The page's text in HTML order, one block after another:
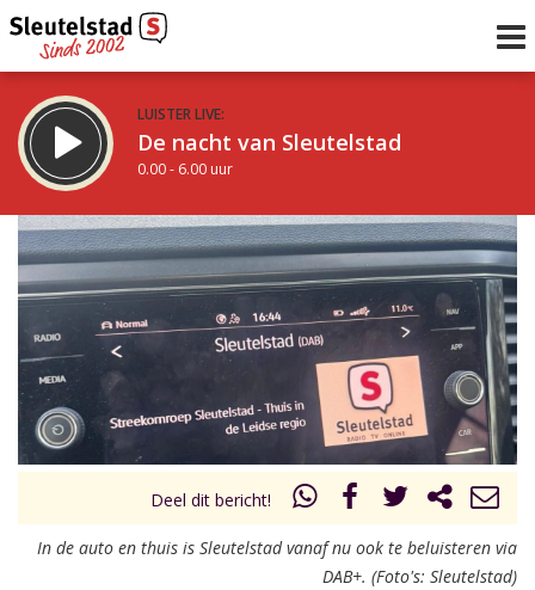
LUISTER LIVE:
De nacht van Sleutelstad
0.00 - 6.00 uur
STRAKS:
De ochtend van Sleutelstad
6.00 - 12.00 uur
Vorig uur
uur 1 van 0 Volgend uur
Deel dit bericht!
In de auto en thuis is Sleutelstad vanaf nu ook te beluisteren via
DAB+. (Foto's: Sleutelstad)